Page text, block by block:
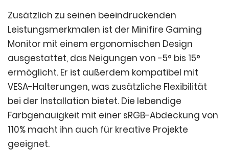
Zusätzlich zu seinen beeindruckenden
Leistungsmerkmalen ist der Minifire Gaming
Monitor mit einem ergonomischen Design
ausgestattet, das Neigungen von -5° bis 15°
ermöglicht. Er ist außerdem kompatibel mit
VESA-Halterungen, was zusätzliche Flexibilität
bei der Installation bietet. Die lebendige
Farbgenauigkeit mit einer sRGB-Abdeckung von
110% macht ihn auch für kreative Projekte
geeignet.